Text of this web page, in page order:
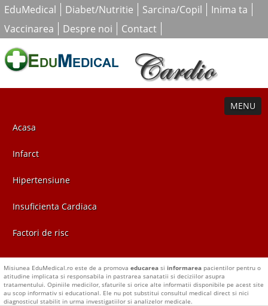
EduMedical Diabet/Nutritie Sarcina/Copil
Inima ta
Vaccinarea
Despre noi Contact
MENU
Acasa
Infarct
Hipertensiune
Insuficienta Cardiaca
Factori de risc
Misiunea EduMedical.ro este de a promovaeducarea siinformarea pacientilor pentru o
atitudine implicata si responsabila in pastrarea sanatatii si deciziilor asupra
tratamentului. Opiniile medicilor, sfaturile si orice alte informatii disponibile pe acest site
au scop informativ si educational. Ele nu pot substitui consultul medical direct si nici
diagnosticul stabilit in urma investigatiilor si analizelor medicale.